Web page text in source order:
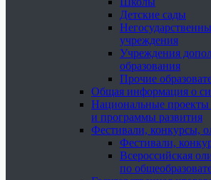
Детские сады
учреждения
Учреждения
образования
Прочие
Общая информация о
Национальные проекты
и программы развития
Фестивали, конкурсы,
Фестивали,
Всероссийская
по